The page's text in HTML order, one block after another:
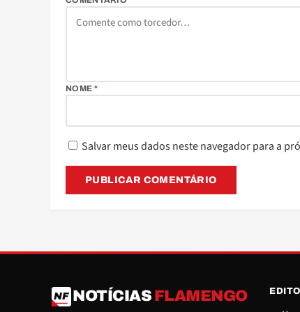
NOME *
Salvar meus dados neste navegador para a
NF NOTÍCIAS FLAMENGO